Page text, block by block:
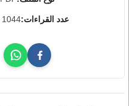
عدد القراءات:1044 مرة